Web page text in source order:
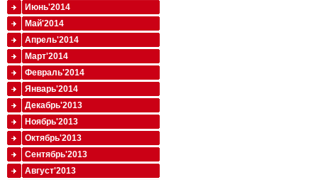
Июнь'2014
Май'2014
Апрель'2014
Март'2014
Февраль'2014
Январь'2014
Декабрь'2013
Ноябрь'2013
Октябрь'2013
Сентябрь'2013
Август'2013